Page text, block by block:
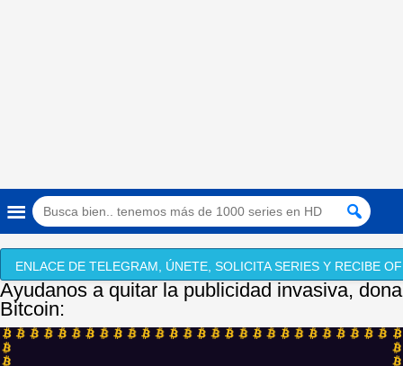
ENLACE DE TELEGRAM, ÚNETE, SOLICITA SERIES Y RECIBE
Ayudanos a quitar la publicidad invasiva, dona
Bitcoin: